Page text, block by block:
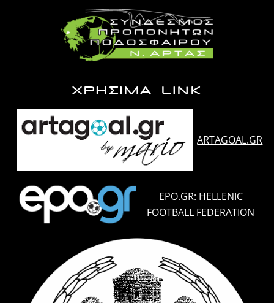
ΧΡΗΣΙΜΑ LINK
ARTAGOAL.GR
EPO.GR: HELLENIC
FOOTBALL FEDERATION